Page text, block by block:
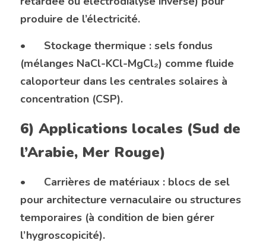
produire de l’électricité.
•	Stockage thermique : sels fondus
(mélanges NaCl-KCl-MgCl₂) comme fluide
caloporteur dans les centrales solaires à
concentration (CSP).
6) Applications locales (Sud de
l’Arabie, Mer Rouge)
•	Carrières de matériaux : blocs de sel
pour architecture vernaculaire ou structures
temporaires (à condition de bien gérer
l’hygroscopicité).